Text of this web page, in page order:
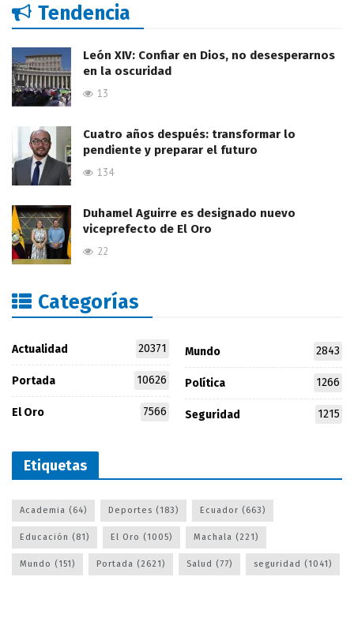
Tendencia
León XIV: Confiar en Dios, no desesperarnos
en la oscuridad
13
Cuatro años después: transformar lo
pendiente y preparar el futuro
134
Duhamel Aguirre es designado nuevo
viceprefecto de El Oro
22
Categorías
Actualidad 20371
Portada 10626
El Oro 7566
Mundo 2843
Política 1266
Seguridad 1215
Etiquetas
Academia (64) Deportes (183) Ecuador (663)
Educación (81) El Oro (1005) Machala (221)
Mundo (151) Portada (2621) Salud (77) seguridad (1041)